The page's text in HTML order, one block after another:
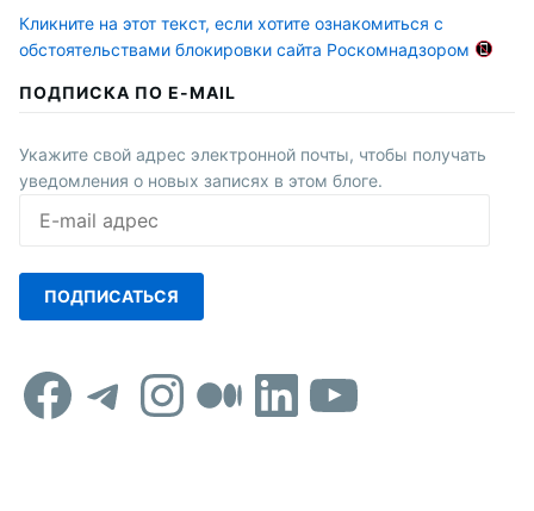
Кликните на этот текст, если хотите ознакомиться с
обстоятельствами блокировки сайта Роскомнадзором
ПОДПИСКА ПО E-MAIL
Укажите свой адрес электронной почты, чтобы получать
уведомления о новых записях в этом блоге.
mail
ПОДПИСАТЬСЯ
Facebook
Telegram
Instagram
Средний
LinkedIn